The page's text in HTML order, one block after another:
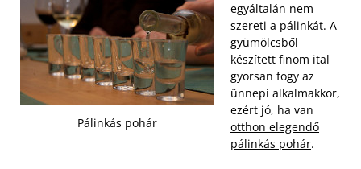
Pálinkás pohár
egyáltalán nem
szereti a pálinkát. A
gyümölcsből
készített finom ital
gyorsan fogy az
ünnepi alkalmakkor,
ezért jó, ha van
otthon elegendő
pálinkás pohár.